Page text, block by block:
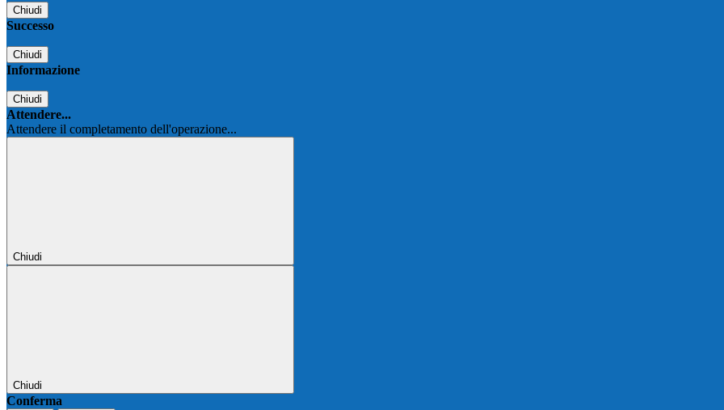
Chiudi
Successo
Chiudi
Informazione
Chiudi
Attendere...
Attendere il completamento dell'operazione...
Chiudi
Chiudi
Conferma